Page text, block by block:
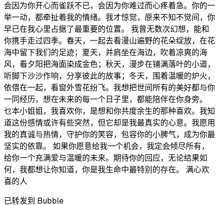
会因为你开心而雀跃不已，会因为你难过而心疼着急。你的一
举一动，都牵扯着我的情绪。我才惊觉，原来不知不觉间，你
早已在我心里占据了最重要的位置。 我曾无数次幻想，能和
你携手走过四季。春天，一起去看漫山遍野的花朵绽放，在花
海中留下我们的足迹；夏天，并肩坐在海边，吹着凉爽的海
风，看夕阳把海面染成金色；秋天，漫步在铺满落叶的小道，
听脚下沙沙作响，分享彼此的故事；冬天，围着温暖的炉火，
依偎在一起，看窗外雪花纷飞。我想把世间所有的美好都与你
一同经历，想在未来的每一个日子里，都能陪伴在你身旁。
乜本小姐姐，我喜欢你，是想和你共度余生的那种喜欢。我知
道这份感情或许有些突然，但它却是我最真实的心意。我愿用
我的真诚与热情，守护你的笑容，包容你的小脾气，成为你最
坚实的依靠。 如果你愿意给我一个机会，我定会倾尽所有，
给你一个充满爱与温暖的未来。期待你的回应，无论结果如
何，我都想让你知道，你是我生命中最特别的存在。 满心欢
喜的人
已转发到 Bubble